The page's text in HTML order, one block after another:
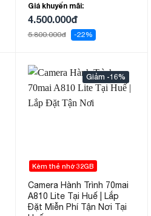
Giá khuyến mãi:
4.500.000đ
5.800.000đ -22%
-16%
Kèm thẻ nhớ 32GB
Camera Hành Trình 70mai
A810 Lite Tại Huế | Lắp
Đặt Miễn Phí Tận Nơi Tại